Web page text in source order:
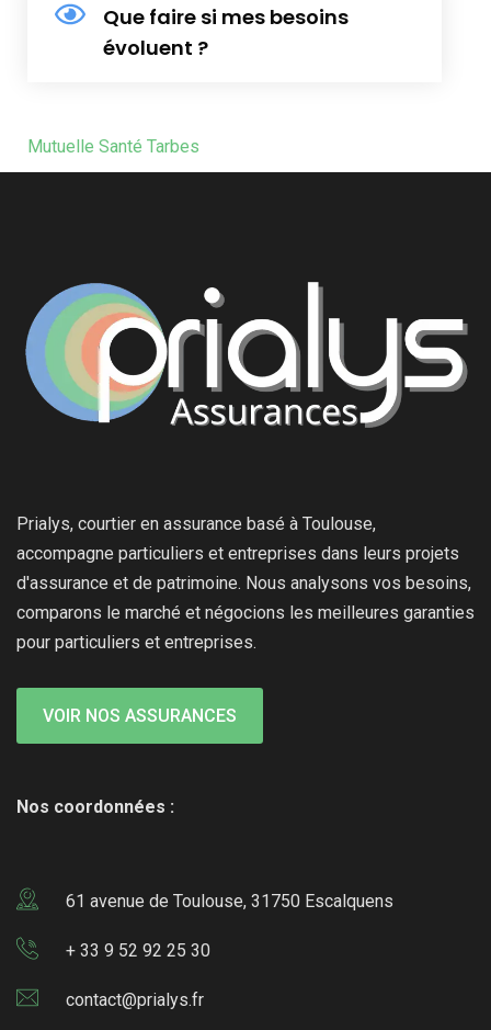
Que faire si mes besoins
évoluent ?
Mutuelle Santé Tarbes
Prialys, courtier en assurance basé à Toulouse,
accompagne particuliers et entreprises dans leurs projets
d'assurance et de patrimoine. Nous analysons vos besoins,
comparons le marché et négocions les meilleures garanties
pour particuliers et entreprises.
VOIR NOS ASSURANCES
Nos coordonnées :
61 avenue de Toulouse, 31750 Escalquens
+ 33 9 52 92 25 30
contact@prialys.fr